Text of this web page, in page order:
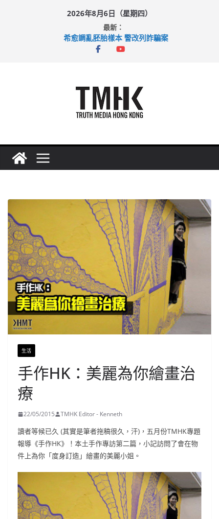
2026年8月6日（星期四）
最新：
希愈調亂胚胎樣本 警改列詐騙案
足球盛會次場激戰 祖雲達斯挫車路士
生活
手作HK：美麗為你繪畫治
療
22/05/2015 TMHK Editor - Kenneth
讀者等候已久 (其實是筆者拖稿很久，汗)，五月份TMHK專題
報導《手作HK》！本土手作專訪第二篇，小記訪問了會在物
件上為你「度身訂造」繪畫的美麗小姐。